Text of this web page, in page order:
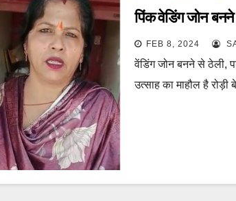
पिंक वेडिंग जोन
FEB 8, 2024
वेंडिंग जोन बनने से ठेली,
उत्साह का माहौल है रोड़ी